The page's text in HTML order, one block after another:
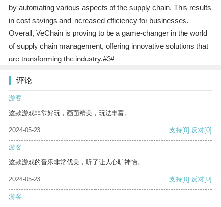
by automating various aspects of the supply chain. This results
in cost savings and increased efficiency for businesses.
Overall, VeChain is proving to be a game-changer in the world
of supply chain management, offering innovative solutions that
are transforming the industry.#3#
评论
游客
这款游戏非常好玩，画面精美，玩法丰富。
2024-05-23 支持[0] 反对[0]
游客
这款游戏的音乐非常优美，听了让人心旷神怡。
2024-05-23 支持[0] 反对[0]
游客